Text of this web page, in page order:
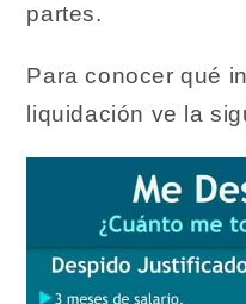
partes.
Para conocer qué
liquidación ve la